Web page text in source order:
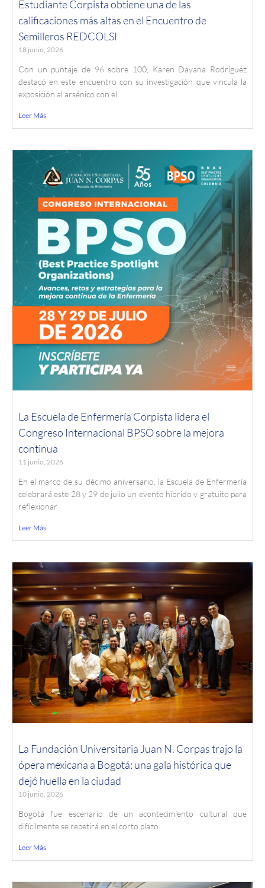
Estudiante Corpista obtiene una de las
calificaciones más altas en el Encuentro de
Semilleros REDCOLSI
18 junio, 2026
Con un puntaje de 96 sobre 100, Karen Dayana Rodríguez
destacó en este encuentro con su investigación que vincula la
exposición al arsénico con el
Leer Más
La Escuela de Enfermería Corpista lidera el
Congreso Internacional BPSO sobre la mejora
continua
11 junio, 2026
En el marco de su décimo aniversario, la Escuela de Enfermería
celebrará este 28 y 29 de julio un evento híbrido y gratuito para
reflexionar
Leer Más
La Fundación Universitaria Juan N. Corpas trajo la
ópera mexicana a Bogotá: una gala histórica que
dejó huella en la ciudad
10 junio, 2026
Bogotá fue escenario de un acontecimiento cultural que
difícilmente se repetirá en el corto plazo.
Leer Más